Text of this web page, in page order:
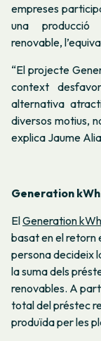
empreses
una
renovable,
“El projecte
context
alternativa
diversos motius,
explica Jaume
Generation kWh
ElGeneration kWh
basat en el retorn
persona decideix
la suma dels
renovables. A
total del préstec
produïda per les